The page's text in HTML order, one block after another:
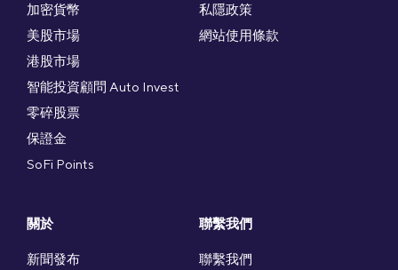
加密貨幣
美股市場
港股市場
智能投資顧問 Auto Invest
零碎股票
保證金
SoFi Points
私隱政策
網站使用條款
關於
新聞發布
聯繫我們
聯繫我們